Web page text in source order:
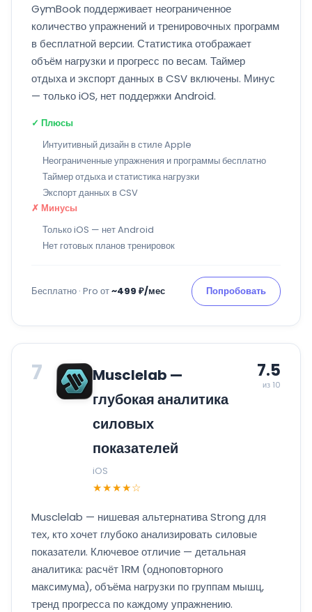
GymBook поддерживает неограниченное
количество упражнений и тренировочных программ
в бесплатной версии. Статистика отображает
объём нагрузки и прогресс по весам. Таймер
отдыха и экспорт данных в CSV включены. Минус
— только iOS, нет поддержки Android.
✓ Плюсы
Интуитивный дизайн в стиле Apple
Неограниченные упражнения и программы бесплатно
Таймер отдыха и статистика нагрузки
Экспорт данных в CSV
✗ Минусы
Только iOS — нет Android
Нет готовых планов тренировок
Бесплатно · Pro от~499 ₽/мес Попробовать
7
Musclelab —
глубокая аналитика
силовых
показателей
iOS
★★★★☆
7.5
из 10
Musclelab — нишевая альтернатива Strong для
тех, кто хочет глубоко анализировать силовые
показатели. Ключевое отличие — детальная
аналитика: расчёт 1RM (одноповторного
максимума), объёма нагрузки по группам мышц,
тренд прогресса по каждому упражнению.